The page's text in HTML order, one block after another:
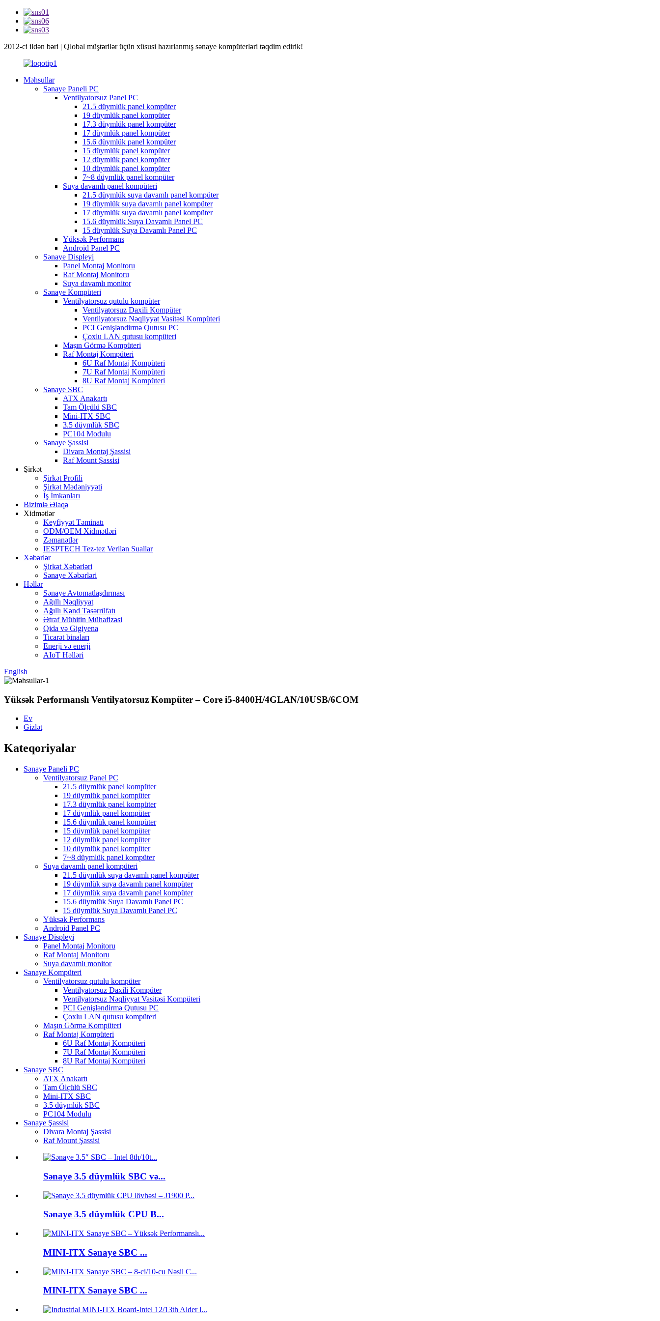
2012-ci ildən bəri | Qlobal müştərilər üçün xüsusi hazırlanmış sənaye kompüterləri təqdim edirik!
Məhsullar
Sənaye Paneli PC
Ventilyatorsuz Panel PC
21.5 düymlük panel kompüter
19 düymlük panel kompüter
17.3 düymlük panel kompüter
17 düymlük panel kompüter
15.6 düymlük panel kompüter
15 düymlük panel kompüter
12 düymlük panel kompüter
10 düymlük panel kompüter
7~8 düymlük panel kompüter
Suya davamlı panel kompüteri
21.5 düymlük suya davamlı panel kompüter
19 düymlük suya davamlı panel kompüter
17 düymlük suya davamlı panel kompüter
15.6 düymlük Suya Davamlı Panel PC
15 düymlük Suya Davamlı Panel PC
Yüksək Performans
Android Panel PC
Sənaye Displeyi
Panel Montaj Monitoru
Raf Montaj Monitoru
Suya davamlı monitor
Sənaye Kompüteri
Ventilyatorsuz qutulu kompüter
Ventilyatorsuz Daxili Kompüter
Ventilyatorsuz Nəqliyyat Vasitəsi Kompüteri
PCI Genişləndirmə Qutusu PC
Çoxlu LAN qutusu kompüteri
Maşın Görmə Kompüteri
Raf Montaj Kompüteri
6U Raf Montaj Kompüteri
7U Raf Montaj Kompüteri
8U Raf Montaj Kompüteri
Sənaye SBC
ATX Anakartı
Tam Ölçülü SBC
Mini-ITX SBC
3.5 düymlük SBC
PC104 Modulu
Sənaye Şassisi
Divara Montaj Şassisi
Raf Mount Şassisi
Şirkət
Şirkət Profili
Şirkət Mədəniyyəti
İş İmkanları
Bizimlə Əlaqə
Xidmətlər
Keyfiyyət Təminatı
ODM/OEM Xidmətləri
Zəmanətlər
IESPTECH Tez-tez Verilən Suallar
Xəbərlər
Şirkət Xəbərləri
Sənaye Xəbərləri
Həllər
Sənaye Avtomatlaşdırması
Ağıllı Nəqliyyat
Ağıllı Kənd Təsərrüfatı
Ətraf Mühitin Mühafizəsi
Qida və Gigiyena
Ticarət binaları
Enerji və enerji
AIoT Həlləri
English
Yüksək Performanslı Ventilyatorsuz Kompüter – Core i5-8400H/4GLAN/10USB/6COM
Ev
Gizlət
Kateqoriyalar
Sənaye Paneli PC
Ventilyatorsuz Panel PC
21.5 düymlük panel kompüter
19 düymlük panel kompüter
17.3 düymlük panel kompüter
17 düymlük panel kompüter
15.6 düymlük panel kompüter
15 düymlük panel kompüter
12 düymlük panel kompüter
10 düymlük panel kompüter
7~8 düymlük panel kompüter
Suya davamlı panel kompüteri
21.5 düymlük suya davamlı panel kompüter
19 düymlük suya davamlı panel kompüter
17 düymlük suya davamlı panel kompüter
15.6 düymlük Suya Davamlı Panel PC
15 düymlük Suya Davamlı Panel PC
Yüksək Performans
Android Panel PC
Sənaye Displeyi
Panel Montaj Monitoru
Raf Montaj Monitoru
Suya davamlı monitor
Sənaye Kompüteri
Ventilyatorsuz qutulu kompüter
Ventilyatorsuz Daxili Kompüter
Ventilyatorsuz Nəqliyyat Vasitəsi Kompüteri
PCI Genişləndirmə Qutusu PC
Çoxlu LAN qutusu kompüteri
Maşın Görmə Kompüteri
Raf Montaj Kompüteri
6U Raf Montaj Kompüteri
7U Raf Montaj Kompüteri
8U Raf Montaj Kompüteri
Sənaye SBC
ATX Anakartı
Tam Ölçülü SBC
Mini-ITX SBC
3.5 düymlük SBC
PC104 Modulu
Sənaye Şassisi
Divara Montaj Şassisi
Raf Mount Şassisi
Sənaye 3.5 düymlük SBC və...
Sənaye 3.5 düymlük CPU B...
MINI-ITX Sənaye SBC ...
MINI-ITX Sənaye SBC ...